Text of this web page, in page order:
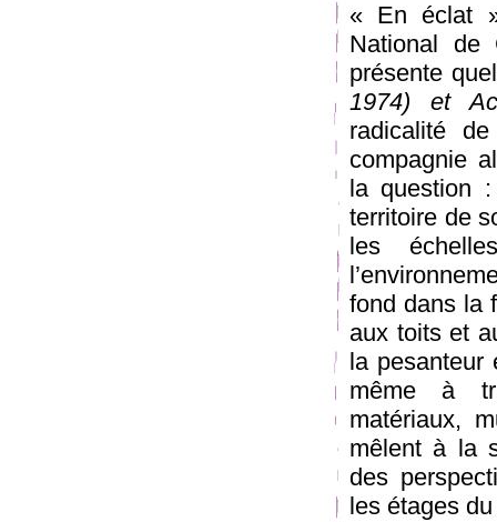
« En éclat
National de
présente
1974) et
radicalité
compagnie
la question
territoire de
les
fond dans la
aux toits et
la pesanteur
même à
matériaux,
mêlent à la
des
les étages